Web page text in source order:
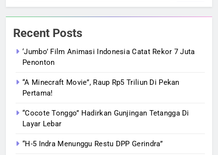
Recent Posts
‘Jumbo’ Film Animasi Indonesia Catat Rekor 7 Juta
Penonton
“A Minecraft Movie”, Raup Rp5 Triliun Di Pekan
Pertama!
“Cocote Tonggo” Hadirkan Gunjingan Tetangga Di
Layar Lebar
“H-5 Indra Menunggu Restu DPP Gerindra”